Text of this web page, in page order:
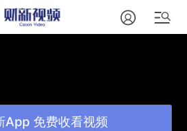
App 免费收看视频